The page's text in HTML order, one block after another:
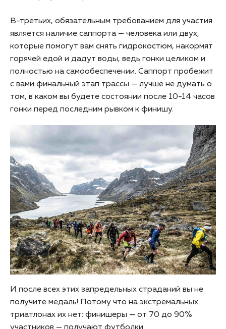
В-третьих, обязательным требованием для участия
является наличие саппорта — человека или двух,
которые помогут вам снять гидрокостюм, накормят
горячей едой и дадут воды, ведь гонки целиком и
полностью на самообеспечении. Саппорт пробежит
с вами финальный этап трассы — лучше не думать о
том, в каком вы будете состоянии после 10-14 часов
гонки перед последним рывком к финишу.
И после всех этих запредельных страданий вы не
получите медаль! Потому что на экстремальных
триатлонах их нет: финишеры — от 70 до 90%